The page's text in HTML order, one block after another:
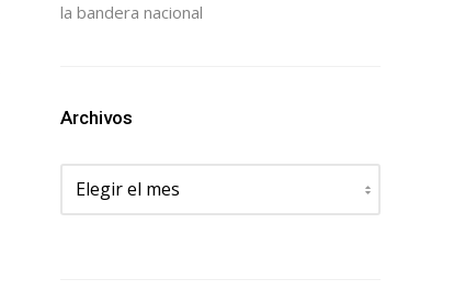
la bandera nacional
Archivos
Archivos